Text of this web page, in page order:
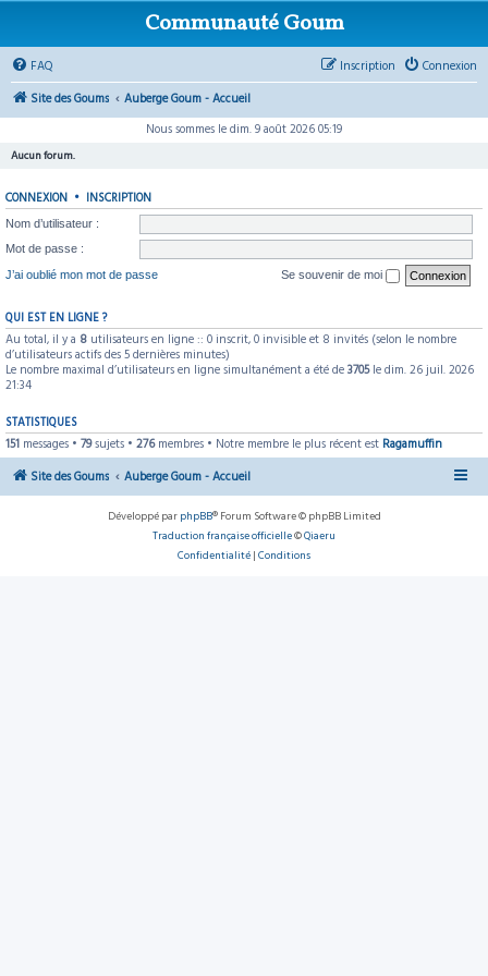
Communauté Goum
FAQ Connexion
Inscription
Site des Goums
Auberge Goum - Accueil
Nous sommes le dim. 9 août 2026 05:19
Aucun forum.
CONNEXION • INSCRIPTION
Nom d’utilisateur :
Mot de passe :
J’ai oublié mon mot de passe
Se souvenir de moi
QUI EST EN LIGNE ?
Au total, il y a 8 utilisateurs en ligne :: 0 inscrit, 0 invisible et 8 invités (selon le nombre
d’utilisateurs actifs des 5 dernières minutes)
Le nombre maximal d’utilisateurs en ligne simultanément a été de 3705le dim. 26 juil. 2026
21:34
STATISTIQUES
151 messages • 79sujets • 276membres • Notre membre le plus récent est Ragamuffin
Site des Goums Auberge Goum - Accueil
Développé par phpBB® Forum Software © phpBB Limited
Traduction française officielle©Qiaeru
Confidentialité | Conditions